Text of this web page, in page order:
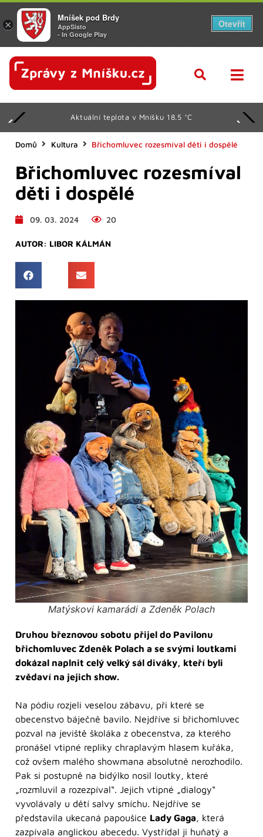
Aktuální teplota v Mníšku 18.5 °C
Domů Kultura Břichomluvec rozesmíval děti i dospělé
Břichomluvec rozesmíval
děti i dospělé
09. 03. 2024 20
AUTOR: LIBOR KÁLMÁN
Matýskovi kamarádi a Zdeněk Polach
Druhou březnovou sobotu přijel do Pavilonu
břichomluvec Zdeněk Polach a se svými loutkami
dokázal naplnit celý velký sál diváky, kteří byli
zvědaví na jejich show.
Na pódiu rozjeli veselou zábavu, při které se
obecenstvo báječně bavilo. Nejdříve si břichomluvec
pozval na jeviště školáka z obecenstva, za kterého
pronášel vtipné repliky chraplavým hlasem kuřáka,
což ovšem malého showmana absolutně nerozhodilo.
Pak si postupně na bidýlko nosil loutky, které
„rozmluvil a rozezpíval“. Jejich vtipné „dialogy“
vyvolávaly u dětí salvy smíchu. Nejdříve se
představila ukecaná papoušice Lady Gaga, která
zazpívala anglickou abecedu. Vystřídal ji huňatý a
×
Mníšek pod Brdy
AppSisto
- In Google Play
Otevřít